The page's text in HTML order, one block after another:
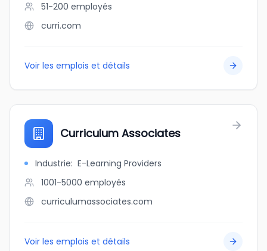
51-200 employés
curri.com
Voir les emplois et détails
Curriculum Associates
Industrie: E-Learning Providers
1001-5000 employés
curriculumassociates.com
Voir les emplois et détails